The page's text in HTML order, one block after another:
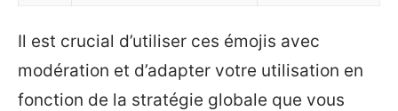
Il est crucial d’utiliser ces émojis avec
modération et d’adapter votre utilisation en
fonction de la stratégie globale que vous